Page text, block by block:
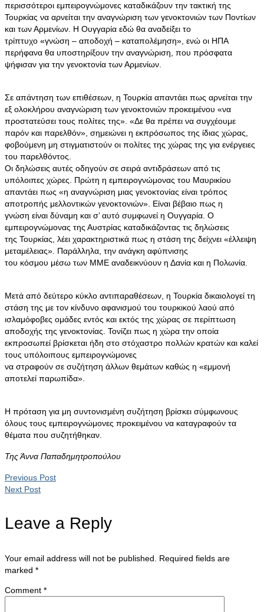
περισσότεροι εμπειρογνώμονες καταδικάζουν την τακτική της
Τουρκίας να αρνείται την αναγνώριση των γενοκτονιών των Ποντίων
και των Αρμενίων. Η Ουγγαρία εδώ θα αναδείξει το
τρίπτυχο «γνώση – αποδοχή – καταπολέμηση», ενώ οι ΗΠΑ
περήφανα θα υποστηρίξουν την αναγνώριση, που πρόσφατα
ψήφισαν για την γενοκτονία των Αρμενίων.
Σε απάντηση των επιθέσεων, η Τουρκία απαντάει πως αρνείται την
εξ ολοκλήρου αναγνώριση των γενοκτονιών προκειμένου «να
προστατεύσει τους πολίτες της». «Δε θα πρέπει να συγχέουμε
παρόν και παρελθόν», σημειώνει η εκπρόσωπος της ίδιας χώρας,
φοβούμενη μη στιγματιστούν οι πολίτες της χώρας της για ενέργειες
του παρελθόντος.
Οι δηλώσεις αυτές οδηγούν σε σειρά αντιδράσεων από τις
υπόλοιπες χώρες. Πρώτη η εμπειρογνώμονας του Μαυρικίου
απαντάει πως «η αναγνώριση μιας γενοκτονίας είναι τρόπος
αποτροπής μελλοντικών γενοκτονιών». Είναι βέβαιο πως η
γνώση είναι δύναμη και σ’ αυτό συμφωνεί η Ουγγαρία. Ο
εμπειρογνώμονας της Αυστρίας καταδικάζοντας τις δηλώσεις
της Τουρκίας, λέει χαρακτηριστικά πως η στάση της δείχνει «έλλειψη
μεταμέλειας». Παράλληλα, την ανάγκη αφύπνισης
του κόσμου μέσω των ΜΜΕ αναδεικνύουν η Δανία και η Πολωνία.
Μετά από δεύτερο κύκλο αντιπαραθέσεων, η Τουρκία δικαιολογεί τη
στάση της με τον κίνδυνο αφανισμού του τουρκικού λαού από
ισλαμόφοβες ομάδες εντός και εκτός της χώρας σε περίπτωση
αποδοχής της γενοκτονίας. Τονίζει πως η χώρα την οποία
εκπροσωπεί βρίσκεται ήδη στο στόχαστρο πολλών κρατών και καλεί
τους υπόλοιπους εμπειρογνώμονες
να στραφούν σε συζήτηση άλλων θεμάτων καθώς η «εμμονή
αποτελεί παρωπίδα».
Η πρόταση για μη συντονισμένη συζήτηση βρίσκει σύμφωνους
όλους τους εμπειρογνώμονες προκειμένου να καταγραφούν τα
θέματα που συζητήθηκαν.
Της Άννα Παπαδημητροπούλου
Previous Post
Next Post
Leave a Reply
Your email address will not be published.
Required fields are
marked *
Comment *